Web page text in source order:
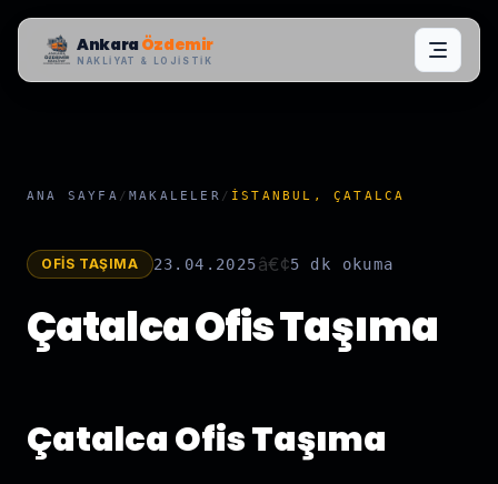
AnkaraÖzdemir
NAKLIYAT & LOJISTIK
ANA SAYFA /MAKALELER / İSTANBUL, ÇATALCA
OFIS TAŞIMA 23.04.2025â€¢5 dk okuma
Çatalca Ofis Taşıma
Çatalca Ofis Taşıma